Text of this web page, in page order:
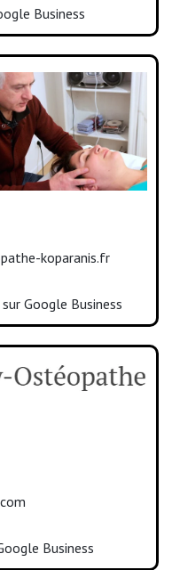
Business
koparanis.fr
Google Business
Business